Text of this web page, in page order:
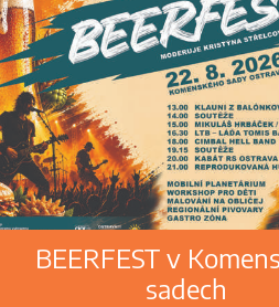
BEERFEST v
sadech